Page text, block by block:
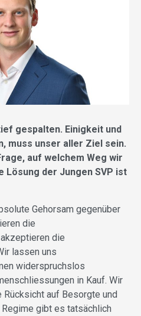
gespalten. Einigkeit und
muss unser aller Ziel sein.
auf welchem Weg wir
Lösung der Jungen SVP ist
Gehorsam gegenüber
die
die
lassen uns
widerspruchslos
in Kauf. Wir
Rücksicht auf Besorgte und
gibt es tatsächlich